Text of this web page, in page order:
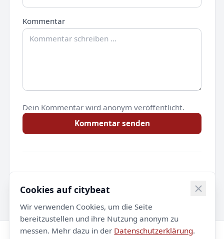
Kommentar
Dein Kommentar wird anonym veröffentlicht.
Kommentar senden
Noch keine Kommentare.
Cookies auf citybeat
Wir verwenden Cookies, um die Seite
bereitzustellen und ihre Nutzung anonym zu
messen. Mehr dazu in der Datenschutzerklärung.